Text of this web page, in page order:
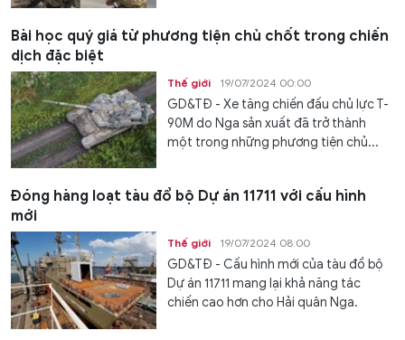
Bài học quý giá từ phương tiện chủ chốt trong chiến
dịch đặc biệt
Thế giới 19/07/2024 00:00
GD&TĐ - Xe tăng chiến đấu chủ lực T-
90M do Nga sản xuất đã trở thành
một trong những phương tiện chủ...
Đóng hàng loạt tàu đổ bộ Dự án 11711 với cấu hình
mới
Thế giới 19/07/2024 08:00
GD&TĐ - Cấu hình mới của tàu đổ bộ
Dự án 11711 mang lại khả năng tác
chiến cao hơn cho Hải quân Nga.